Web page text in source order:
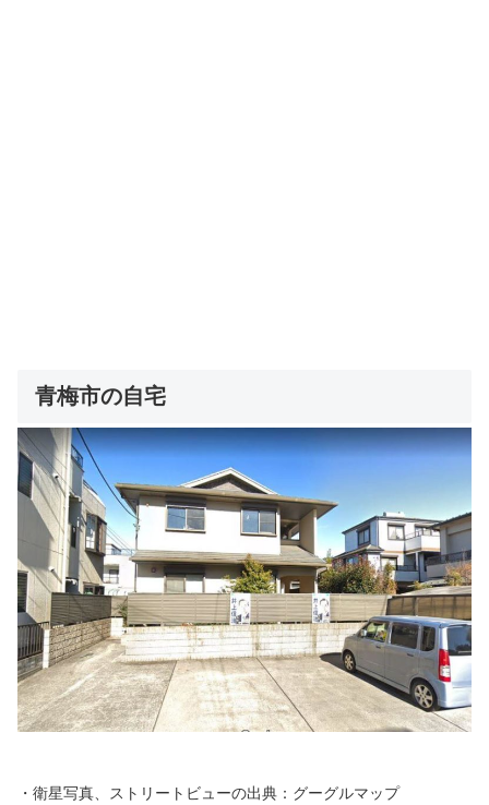
青梅市の自宅
・衛星写真、ストリートビューの出典：グーグルマップ